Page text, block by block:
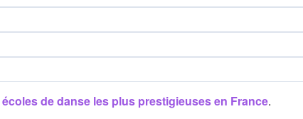
écoles de danse les plus prestigieuses en France.